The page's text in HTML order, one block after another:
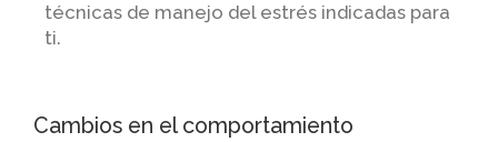
técnicas de manejo del estrés indicadas para
ti.
Cambios en el comportamiento